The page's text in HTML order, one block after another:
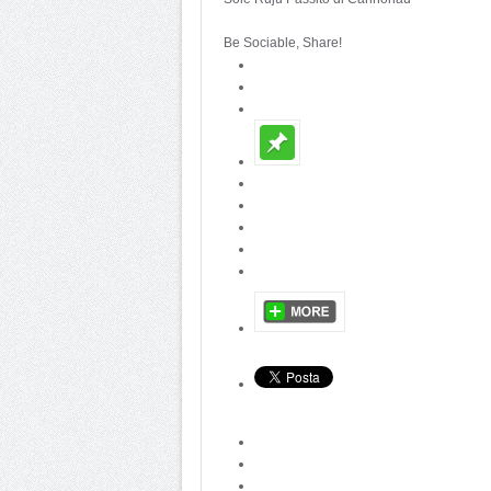
Be Sociable, Share!